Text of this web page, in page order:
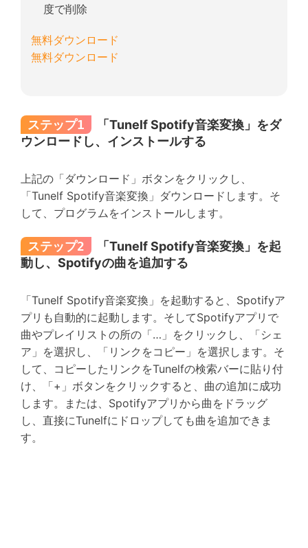
度で削除
無料ダウンロード
無料ダウンロード
ステップ1
「Tunelf Spotify音楽変換」をダ
ウンロードし、インストールする
上記の「ダウンロード」ボタンをクリックし、
「Tunelf Spotify音楽変換」ダウンロードします。そ
して、プログラムをインストールします。
ステップ2
「Tunelf Spotify音楽変換」を起
動し、Spotifyの曲を追加する
「Tunelf Spotify音楽変換」を起動すると、Spotifyア
プリも自動的に起動します。そしてSpotifyアプリで
曲やプレイリストの所の「…」をクリックし、「シェ
ア」を選択し、「リンクをコピー」を選択します。そ
して、コピーしたリンクをTunelfの検索バーに貼り付
け、「+」ボタンをクリックすると、曲の追加に成功
します。または、Spotifyアプリから曲をドラッグ
し、直接にTunelfにドロップしても曲を追加できま
す。